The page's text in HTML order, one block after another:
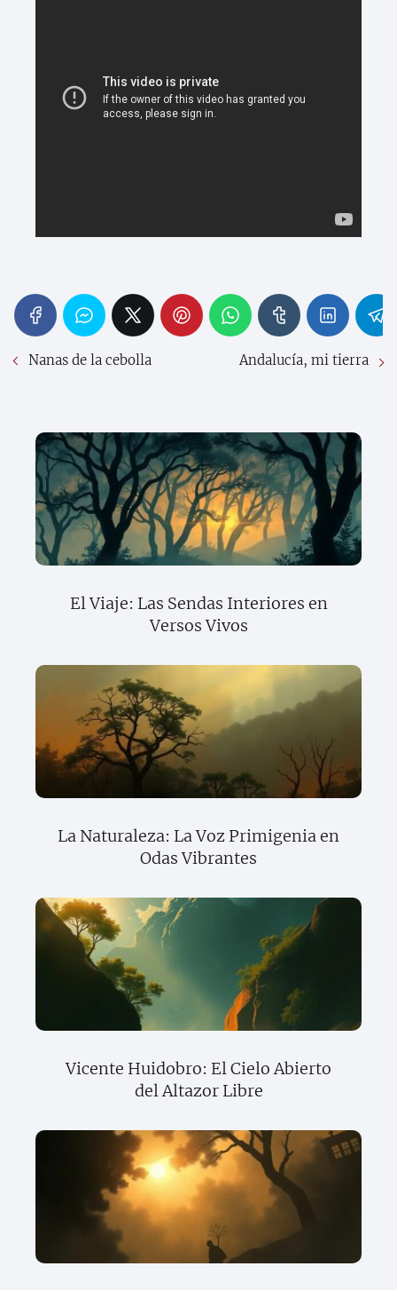
Nanas de la cebolla Andalucía, mi tierra
El Viaje: Las Sendas Interiores en
Versos Vivos
La Naturaleza: La Voz Primigenia en
Odas Vibrantes
Vicente Huidobro: El Cielo Abierto
del Altazor Libre